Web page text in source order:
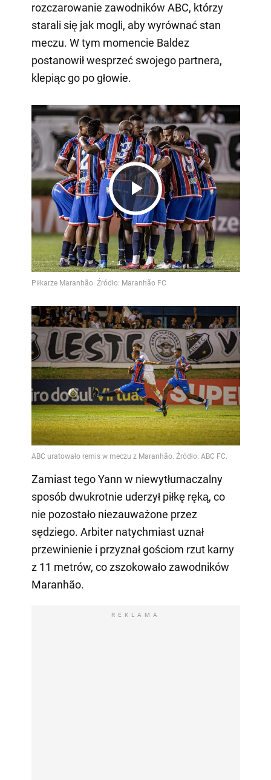
rozczarowanie zawodników ABC, którzy
starali się jak mogli, aby wyrównać stan
meczu. W tym momencie Baldez
postanowił wesprzeć swojego partnera,
klepiąc go po głowie.
Play
Video
Zamiast tego Yann w niewytłumaczalny
sposób dwukrotnie uderzył piłkę ręką, co
nie pozostało niezauważone przez
sędziego. Arbiter natychmiast uznał
przewinienie i przyznał gościom rzut karny
z 11 metrów, co zszokowało zawodników
Maranhão.
REKLAMA